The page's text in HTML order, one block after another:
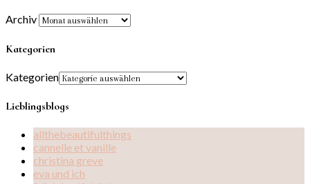
Archiv
Kategorien
Kategorien
Lieblingsblogs
allthebeautifulthings
cannelle et vanille
christina greve
eva und ich